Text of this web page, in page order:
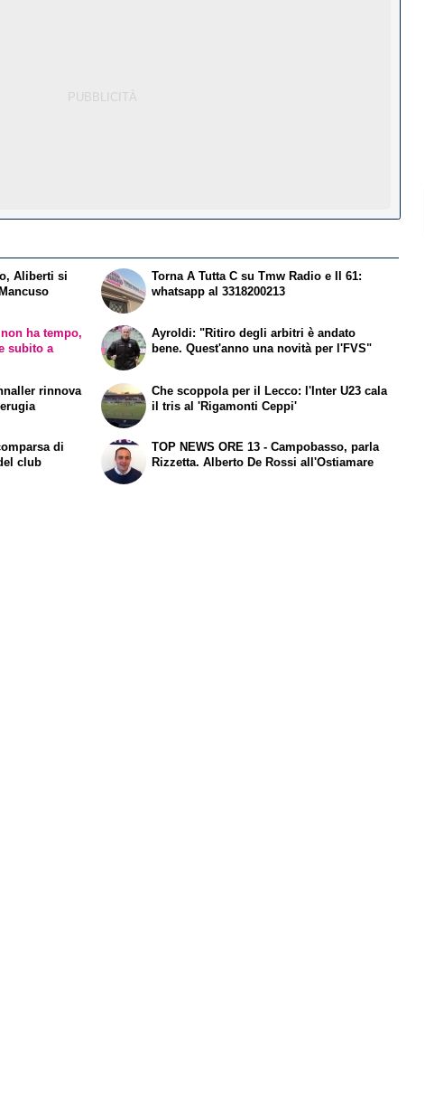
Aliberti si
ha tempo,
subito a
Torna A Tutta C su Tmw Radio e Il 61:
whatsapp al 3318200213
Ayroldi: "Ritiro degli arbitri è andato
bene. Quest'anno una novità per l'FVS"
rinnova
di
club
Che scoppola per il Lecco: l'Inter U23 cala
il tris al 'Rigamonti Ceppi'
TOP NEWS ORE 13 - Campobasso, parla
Rizzetta. Alberto De Rossi all'Ostiamare